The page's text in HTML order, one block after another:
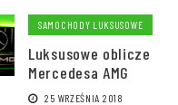
SAMOCHODY LUKSUSOWE
Luksusowe oblicze
Mercedesa AMG
25 WRZEŚNIA 2018